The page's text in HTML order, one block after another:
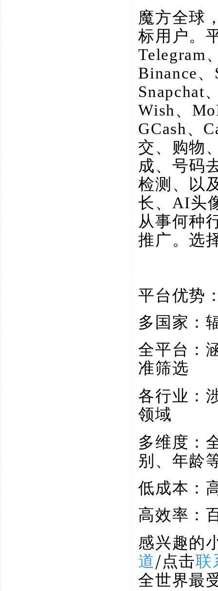
魔方全球
标用户。
Telegram
Binance
Snapchat
Wish、
GCash、
交、购物
成、号码
检测、以
长、AI头
从事何种
推广。选
平台优势
多国家：
全平台：
准筛选
各行业：
领域
多维度：
别、年龄
低成本：
高效率：
感兴趣的
道/点击联
全世界最